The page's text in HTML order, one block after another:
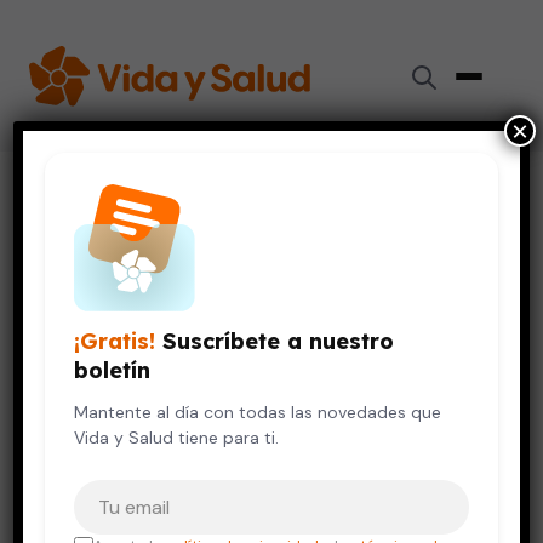
Videos de Salud
La presión baja: ¿cuándo debe preocuparte?
CORAZÓNVIDA SALUDABLE
La presión baja: ¿cuándo debe
preocuparte?
6 de diciembre, 2019
¡Gratis! Suscríbete a nuestro
boletín
Mantente al día con todas las novedades que
Vida y Salud tiene para ti.
×